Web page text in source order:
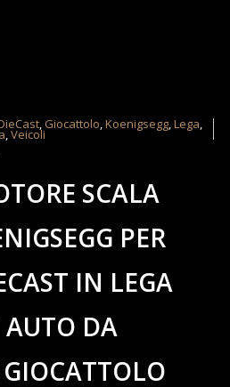
, Giocattolo,Koenigsegg,Lega,
,Veicoli
SCALA
PER
IN LEGA
DA